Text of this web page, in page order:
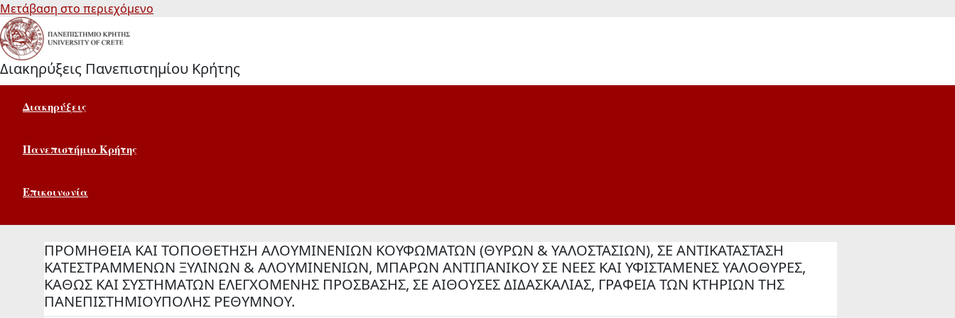
Μετάβαση στο περιεχόμενο
Διακηρύξεις Πανεπιστημίου Κρήτης
Διακηρύξεις
Πανεπιστήμιο Κρήτης
Επικοινωνία
ΠΡΟΜΗΘΕΙΑ ΚΑΙ ΤΟΠΟΘΕΤΗΣΗ ΑΛΟΥΜΙΝΕΝΙΩΝ ΚΟΥΦΩΜΑΤΩΝ (ΘΥΡΩΝ & ΥΑΛΟΣΤΑΣΙΩΝ), ΣΕ ΑΝΤΙΚΑΤΑΣΤΑΣΗ
ΚΑΤΕΣΤΡΑΜΜΕΝΩΝ ΞΥΛΙΝΩΝ & ΑΛΟΥΜΙΝΕΝΙΩΝ, ΜΠΑΡΩΝ ΑΝΤΙΠΑΝΙΚΟΥ ΣΕ ΝΕΕΣ ΚΑΙ ΥΦΙΣΤΑΜΕΝΕΣ ΥΑΛΟΘΥΡΕΣ,
ΚΑΘΩΣ ΚΑΙ ΣΥΣΤΗΜΑΤΩΝ ΕΛΕΓΧΟΜΕΝΗΣ ΠΡΟΣΒΑΣΗΣ, ΣΕ ΑΙΘΟΥΣΕΣ ΔΙΔΑΣΚΑΛΙΑΣ, ΓΡΑΦΕΙΑ ΤΩΝ ΚΤΗΡΙΩΝ ΤΗΣ
ΠΑΝΕΠΙΣΤΗΜΙΟΥΠΟΛΗΣ ΡΕΘΥΜΝΟΥ.